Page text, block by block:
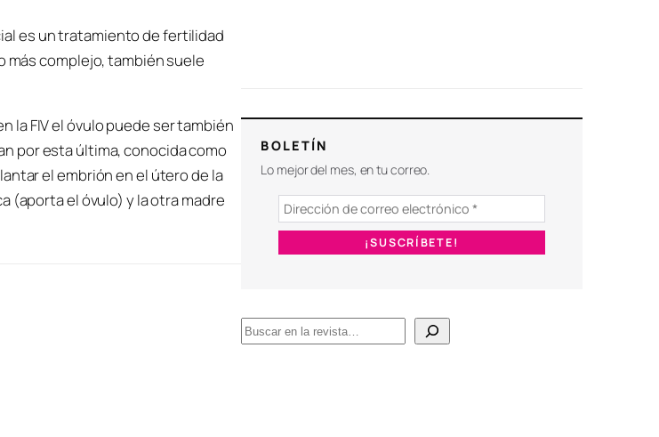
es un tratamiento de fertilidad
más complejo, también suele
la FIV el óvulo puede ser también
por esta última, conocida como
el embrión en el útero de la
(aporta el óvulo) y la otra madre
BOLETÍN
Lo mejor del mes, en tu correo.
B